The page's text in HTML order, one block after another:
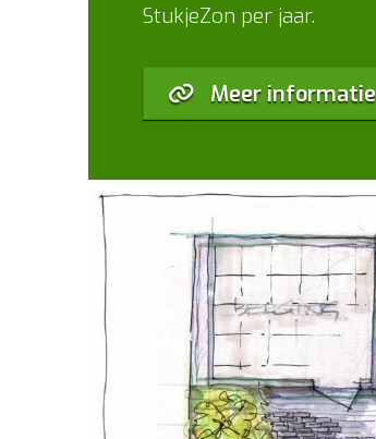
StukjeZon per jaar.
Meer informatie